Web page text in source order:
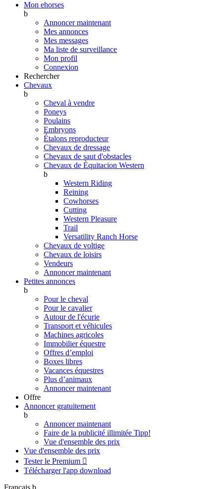
Mon ehorses
b
Annoncer maintenant
Mes annonces
Mes messages
Ma liste de surveillance
Mon profil
Connexion
Rechercher
Chevaux
b
Cheval à vendre
Poneys
Poulains
Embryons
Étalons reproducteur
Chevaux de dressage
Chevaux de saut d'obstacles
Chevaux de Èquitacion Western
b
Western Riding
Reining
Cowhorses
Cutting
Western Pleasure
Trail
Versatility Ranch Horse
Chevaux de voltige
Chevaux de loisirs
Vendeurs
Annoncer maintenant
Petites annonces
b
Pour le cheval
Pour le cavalier
Autour de l'écurie
Transport et véhicules
Machines agricoles
Immobilier équestre
Offres d’emploi
Boxes libres
Vacances équestres
Plus d’animaux
Annoncer maintenant
Offre
Annoncer gratuitement
b
Annoncer maintenant
Faire de la publicité illimitée Tipp!
Vue d'ensemble des prix
Vue d'ensemble des prix
Tester le Premium 
Télécharger l'app download
Français b